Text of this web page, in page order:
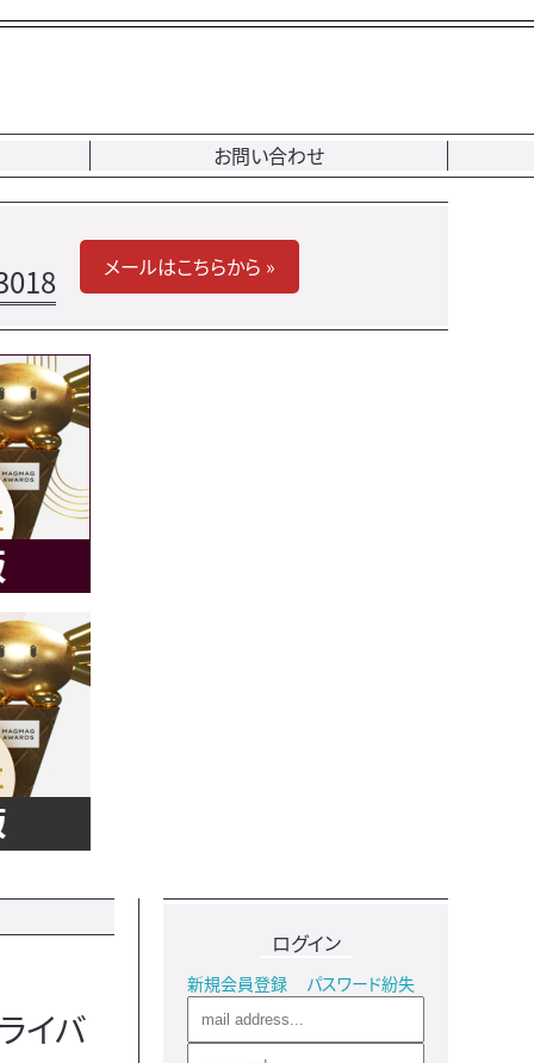
お問い合わせ
メールはこちらから »
イバ
ログイン
新規会員登録 パスワード紛失